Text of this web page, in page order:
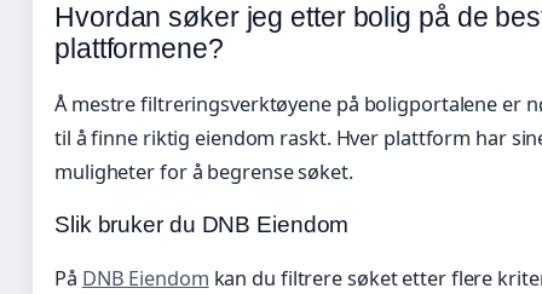
Hvordan søker jeg etter bolig på de
plattformene?
Å mestre filtreringsverktøyene på boligportalene er
til å finne riktig eiendom raskt. Hver plattform har
muligheter for å begrense søket.
Slik bruker du DNB Eiendom
På DNB Eiendom kan du filtrere søket etter flere